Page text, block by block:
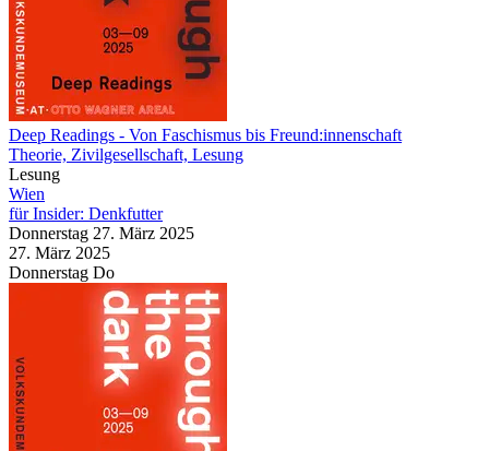
Deep Readings - Von Faschismus bis Freund:innenschaft
Theorie, Zivilgesellschaft, Lesung
Lesung
Wien
für Insider: Denkfutter
Donnerstag 27. März 2025
27. März 2025
Donnerstag Do